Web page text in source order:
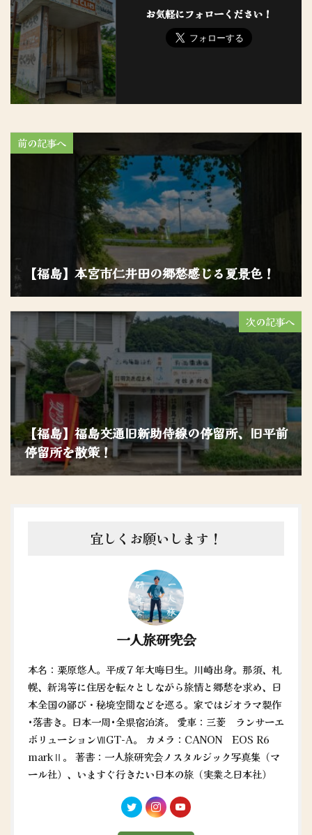
お気軽にフォローください！
前の記事へ
【福島】本宮市仁井田の郷愁感じる夏景色！
次の記事へ
【福島】福島交通旧新助侍線の停留所、旧平前
停留所を散策！
宜しくお願いします！
一人旅研究会
本名：栗原悠人。平成７年大晦日生。川崎出身。那須、札
幌、新潟等に住居を転々としながら旅情と郷愁を求め、日
本全国の鄙び・秘境空間などを巡る。家ではジオラマ製作
•落書き。日本一周•全県宿泊済。 愛車：三菱 ランサーエ
ボリューションⅦGT-A。 カメラ：CANON EOS R6
markⅡ。 著書：一人旅研究会ノスタルジック写真集（マ
ール社）、いますぐ行きたい日本の旅（実業之日本社）